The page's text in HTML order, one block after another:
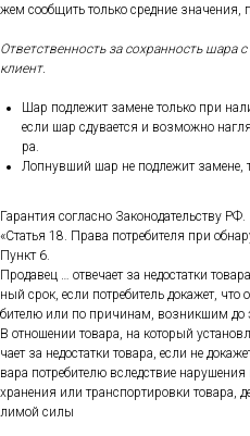
жем со­об­щить толь­ко сред­ние зна­чения,
От­ветс­твен­ность за сох­ранность ша­ра
кли­ент.
Шар под­ле­жит за­мене толь­ко при
ес­ли шар сду­ва­ет­ся и воз­можно
ра.
Лоп­нувший шар не под­ле­жит за­мене,
Га­ран­тия сог­ласно За­коно­датель­ству РФ.
«Статья 18. Пра­ва пот­ре­бите­ля при
Пункт 6.
Про­давец … от­ве­ча­ет за не­дос­татки
ный срок, ес­ли пот­ре­битель до­кажет,
бите­лю или по при­чинам, воз­никшим до
В от­но­шении то­вара, на ко­торый
ча­ет за не­дос­татки то­вара, ес­ли не
вара пот­ре­бите­лю вследс­твие
хра­нения или тран­спор­ти­ров­ки то­вара,
лимой си­лы